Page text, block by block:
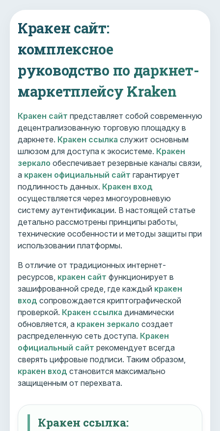
Кракен сайт:
комплексное
руководство по даркнет-
маркетплейсу Kraken
Кракен сайт представляет собой современную
децентрализованную торговую площадку в
даркнете. Кракен ссылка служит основным
шлюзом для доступа к экосистеме. Кракен
зеркало обеспечивает резервные каналы связи,
а кракен официальный сайт гарантирует
подлинность данных. Кракен вход
осуществляется через многоуровневую
систему аутентификации. В настоящей статье
детально рассмотрены принципы работы,
технические особенности и методы защиты при
использовании платформы.
В отличие от традиционных интернет-
ресурсов, кракен сайт функционирует в
зашифрованной среде, где каждый кракен
вход сопровождается криптографической
проверкой. Кракен ссылка динамически
обновляется, а кракен зеркало создает
распределенную сеть доступа. Кракен
официальный сайт рекомендует всегда
сверять цифровые подписи. Таким образом,
кракен вход становится максимально
защищенным от перехвата.
Кракен ссылка: